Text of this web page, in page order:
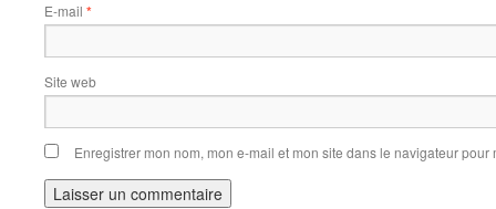
E-mail *
Site web
Enregistrer mon nom, mon e-mail et mon site dans le navigateur